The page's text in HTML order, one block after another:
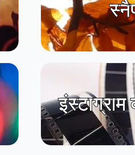
इंस्टाग्राम